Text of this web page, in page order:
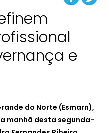
e
do Norte (Esmarn),
manhã desta segunda-